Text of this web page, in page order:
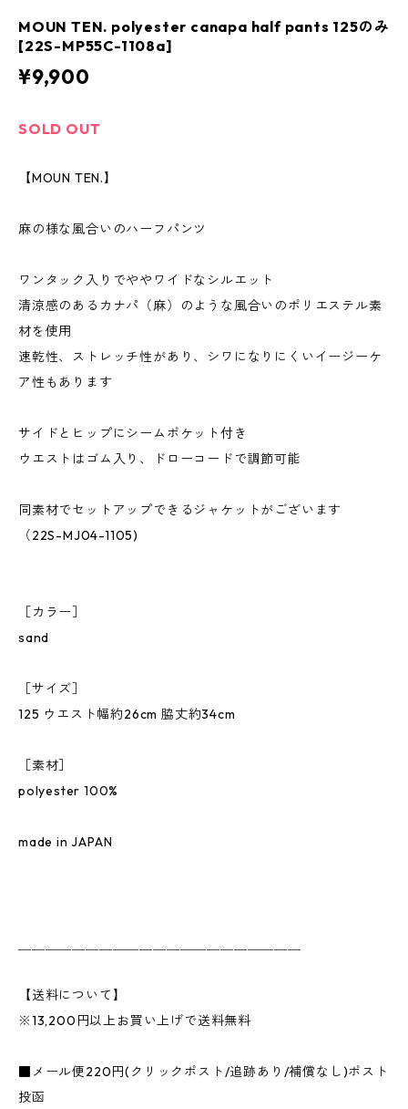
MOUN TEN. polyester canapa half pants 125のみ
[22S-MP55C-1108a]
¥9,900
SOLD OUT
【MOUN TEN.】
麻の様な風合いのハーフパンツ
ワンタック入りでややワイドなシルエット
清涼感のあるカナパ（麻）のような風合いのポリエステル素
材を使用
速乾性、ストレッチ性があり、シワになりにくいイージーケ
ア性もあります
サイドとヒップにシームポケット付き
ウエストはゴム入り、ドローコードで調節可能
同素材でセットアップできるジャケットがございます
（22S-MJ04-1105)
［カラー］
sand
［サイズ］
125 ウエスト幅約26cm 脇丈約34cm
［素材］
polyester 100%
made in JAPAN
【送料について】
※13,200円以上お買い上げで送料無料
■メール便220円(クリックポスト/追跡あり/補償なし)ポスト
投函